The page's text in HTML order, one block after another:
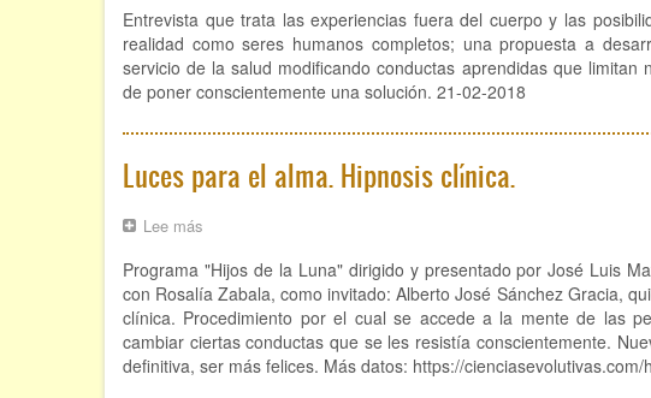
Sobrarbe
al
Universo:
Experiencias
Fuera
Entrevista que trata las experiencias fuera del cuerpo y las
realidad como seres humanos completos; una propuesta a
servicio de la salud modificando conductas aprendidas que
de poner conscientemente una solución. 21-02-2018
Luces para el alma. Hipnosis clínica.
Lee más
para
el
alma.
Hipnosis
clínica.
Programa "Hijos de la Luna" dirigido y presentado por José Luis
con Rosalía Zabala, como invitado: Alberto José Sánchez Gracia,
clínica. Procedimiento por el cual se accede a la mente de las
cambiar ciertas conductas que se les resistía conscientemente.
definitiva, ser más felices. Más datos: https://